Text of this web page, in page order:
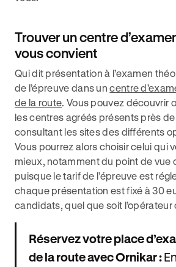
Trouver un centre
vous convient
Qui dit présentation à l’examen
de l’épreuve dans uncentre
de la route. Vous pouvez découvrir
les centres agréés présents près
consultant les sites des différents
Vous pourrez alors choisir celui qui
mieux, notamment du point de vue
puisque le tarif de l’épreuve est
chaque présentation est fixé à 30
candidats, quel que soit l’opérateur
Réservez votre place
de la route avec Ornikar :